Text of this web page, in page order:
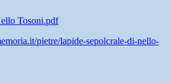
Tosoni.pdf
pietre/lapide-sepolcrale-di-nello-